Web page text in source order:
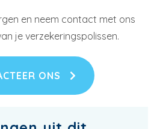
en neem contact met ons
je verzekeringspolissen.
ONS